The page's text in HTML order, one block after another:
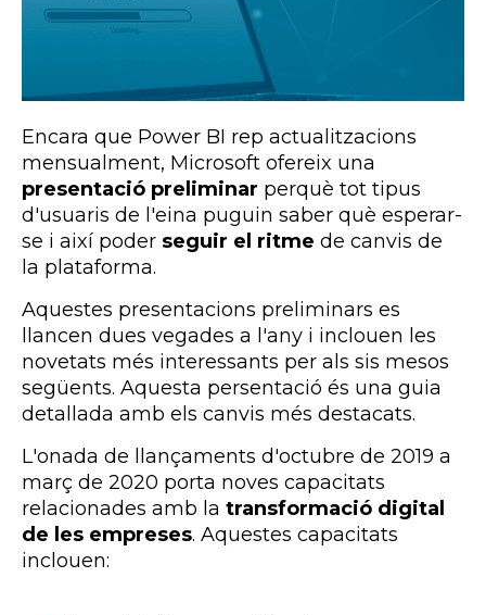
Encara que Power BI rep actualitzacions
mensualment, Microsoft ofereix una
presentació preliminar perquè tot tipus
d'usuaris de l'eina puguin saber què esperar-
se i així poder seguir el ritme de canvis de
la plataforma.
Aquestes presentacions preliminars es
llancen dues vegades a l'any i inclouen les
novetats més interessants per als sis mesos
següents. Aquesta persentació és una guia
detallada amb els canvis més destacats.
L'onada de llançaments d'octubre de 2019 a
març de 2020 porta noves capacitats
relacionades amb la transformació digital
de les empreses. Aquestes capacitats
inclouen: